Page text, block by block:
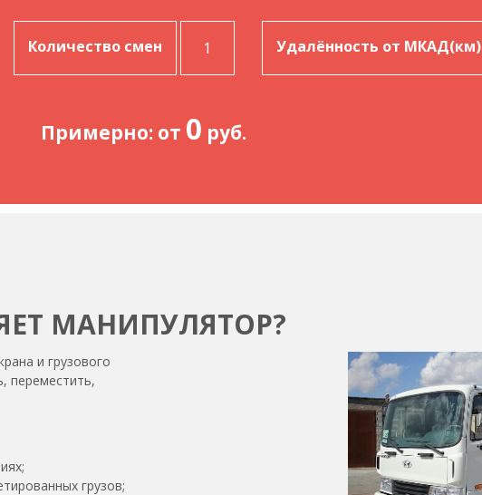
Количество смен Удалённость от МКАД(км)
Примерно: от 0 руб.
МАНИПУЛЯТОР?
и грузового
переместить,
грузов;